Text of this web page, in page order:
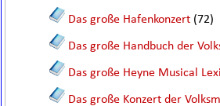
Das große Hafenkonzert (72)
Das große Handbuch der
Das große Heyne Musical
Das große Konzert der